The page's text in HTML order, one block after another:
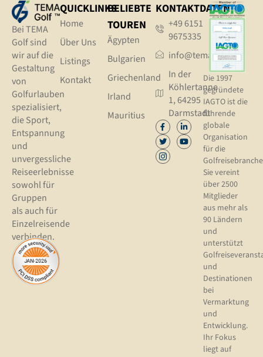
Bei TEMA
Golf sind
wir auf die
Gestaltung
von
Golfurlauben
spezialisiert,
die Sport,
Entspannung
und
unvergessliche
Reiseerlebnisse
sowohl für
Gruppen
als auch für
Einzelreisende
verbinden.
QUICKLINKS
Home
Über Uns
Listings
Kontakt
BELIEBTE
TOUREN
Ägypten
Bulgarien
Griechenland
Irland
Mauritius
KONTAKTDATEN
+49 6151
9675335
info@tema.golf
In der
Köhlertanne
1, 64295
Darmstadt
Die 1997
gegründete
IAGTO ist die
führende
globale
Organisation
für die
Sie vereint
über 2500
Mitglieder
aus mehr als
90 Ländern
und
unterstützt
und
Destinationen
bei
Vermarktung
und
Entwicklung.
Ihr Fokus
liegt auf